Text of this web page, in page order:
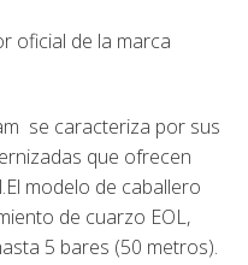
oficial de la marca
se caracteriza por sus
que ofrecen
modelo de caballero
de cuarzo EOL,
5 bares (50 metros).